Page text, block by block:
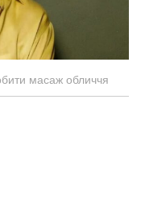
масаж обличчя